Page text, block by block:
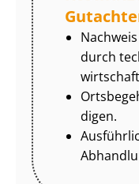
durch
di­gen.